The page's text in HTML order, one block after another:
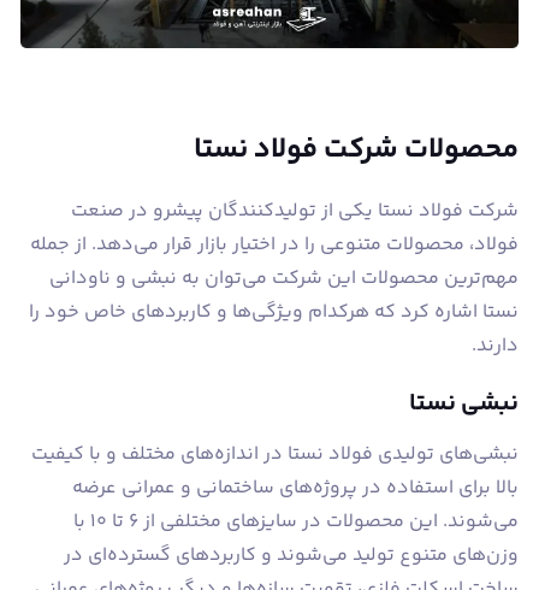
محصولات شرکت فولاد نستا
شرکت فولاد نستا یکی از تولیدکنندگان پیشرو در صنعت
فولاد، محصولات متنوعی را در اختیار بازار قرار می‌دهد. از جمله
مهم‌ترین محصولات این شرکت می‌توان به نبشی و ناودانی
نستا اشاره کرد که هرکدام ویژگی‌ها و کاربردهای خاص خود را
دارند.
نبشی نستا
نبشی‌های تولیدی فولاد نستا در اندازه‌های مختلف و با کیفیت
بالا برای استفاده در پروژه‌های ساختمانی و عمرانی عرضه
می‌شوند. این محصولات در سایزهای مختلفی از ۶ تا ۱۰ با
وزن‌های متنوع تولید می‌شوند و کاربردهای گسترده‌ای در